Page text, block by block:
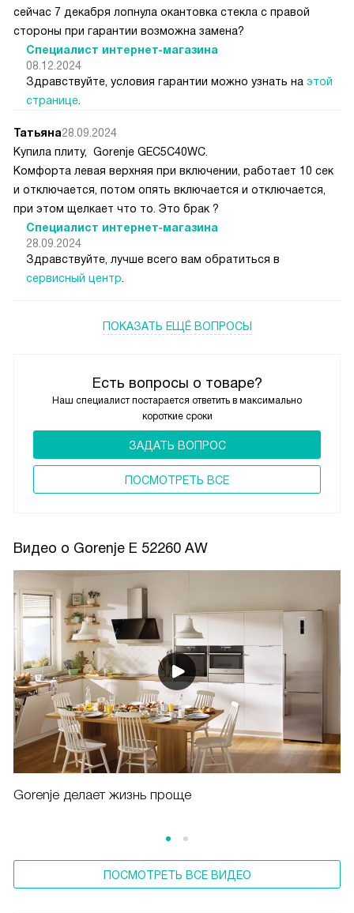
Есть вопросы о товаре?
Наш специалист постарается ответить в максимально
короткие сроки
ЗАДАТЬ ВОПРОС
ПОCМОТРЕТЬ ВСЕ
сейчас 7 декабря лопнула окантовка стекла с правой
стороны при гарантии возможна замена?
Специалист интернет-магазина
08.12.2024
Здравствуйте, условия гарантии можно узнать на этой
странице
Татьяна28.09.2024
Купила плиту, Gorenje GEC5C40WC.
Комфорта левая верхняя при включении, работает 10 сек
и отключается, потом опять включается и отключается,
при этом щелкает что то. Это брак ?
Специалист интернет-магазина
28.09.2024
Здравствуйте, лучше всего вам обратиться в
сервисный центр
ПОКАЗАТЬ ЕЩЁ ВОПРОСЫ
Видео о Gorenje E 52260 AW
Gorenje делает жизнь проще
ПОСМОТРЕТЬ ВСЕ ВИДЕО